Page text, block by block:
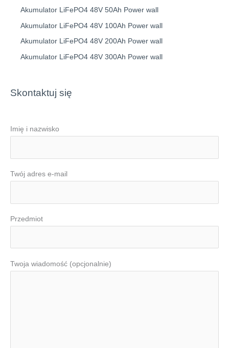
Akumulator LiFePO4 48V 50Ah Power wall
Akumulator LiFePO4 48V 100Ah Power wall
Akumulator LiFePO4 48V 200Ah Power wall
Akumulator LiFePO4 48V 300Ah Power wall
Skontaktuj się
Imię i nazwisko
Twój adres e-mail
Przedmiot
Twoja wiadomość (opcjonalnie)